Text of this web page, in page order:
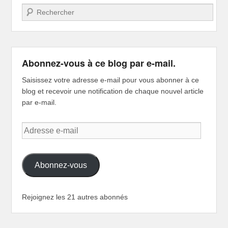
Recherche
Abonnez-vous à ce blog par e-mail.
Saisissez votre adresse e-mail pour vous abonner à ce
blog et recevoir une notification de chaque nouvel article
par e-mail.
Adresse
e-
Abonnez-vous
Rejoignez les 21 autres abonnés